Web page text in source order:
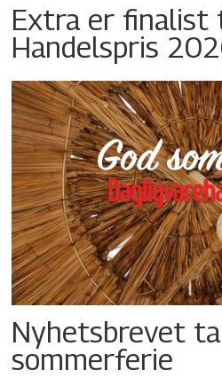
Extra er finalist
Handelspris
Nyhetsbrevet
sommerferie